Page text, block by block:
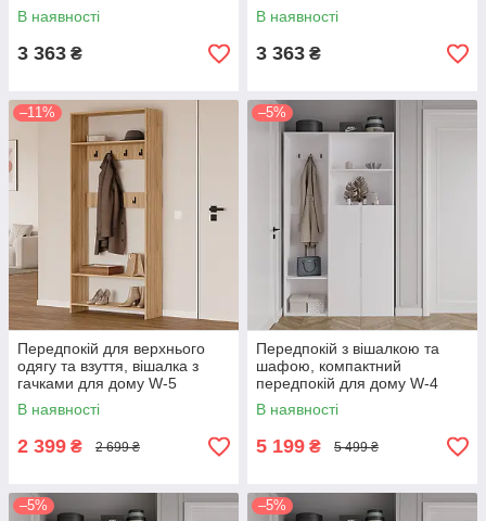
В наявності
3 363 ₴
В наявності
3 363 ₴
–11%
Передпокій для верхнього
одягу та взуття, вішалка з
гачками для дому W-5
В наявності
2 399 ₴ 2 699 ₴
–5%
Передпокій з вішалкою та
шафою, компактний
передпокій для дому W-4
В наявності
5 199 ₴ 5 499 ₴
–5% –5%